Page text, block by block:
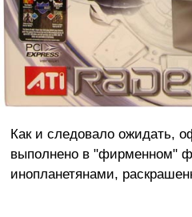
Как и следовало ожидать,
выполнено в "фирменном"
инопланетянами,